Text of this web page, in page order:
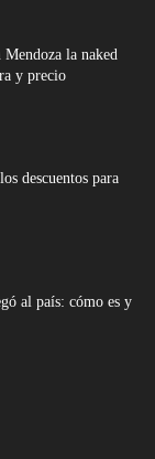
la naked
y precio
descuentos para
al país: cómo es y